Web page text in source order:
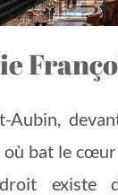
Aubin,
où bat le cœur
existe